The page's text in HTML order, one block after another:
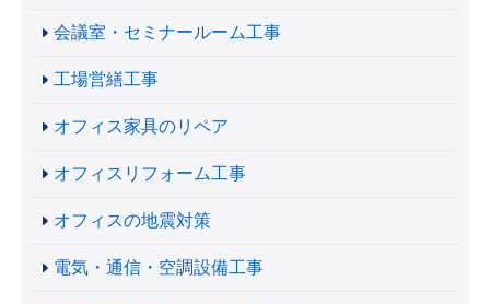
会議室・セミナールーム工事
工場営繕工事
オフィス家具のリペア
オフィスリフォーム工事
オフィスの地震対策
電気・通信・空調設備工事